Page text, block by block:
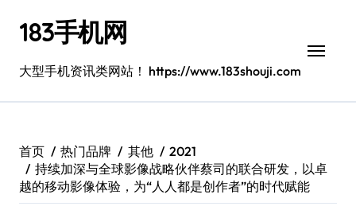
183手机网
大型手机资讯类网站！ https://www.183shouji.com
首页 热门品牌 其他
2021
持续加深与全球影像战略伙伴蔡司的联合研发，以卓
越的移动影像体验，为“人人都是创作者”的时代赋能